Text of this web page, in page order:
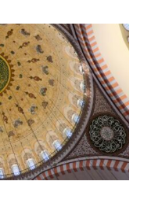
c
h
e
u
n
d
A
n
n
a
v
i
g
a
t
i